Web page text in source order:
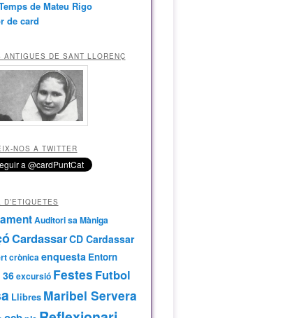
de Mateu Rigo
de card
ANTIGUES DE SANT LLORENÇ
NOS A TWITTER
D’ETIQUETES
Auditori sa Màniga
CardassarCD Cardassar
crònicaenquesta Entorn
excursió Festes Futbol
Llibres Maribel Servera